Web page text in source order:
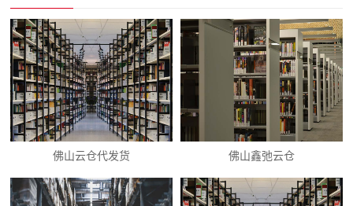
佛山云仓代发货 佛山鑫弛云仓